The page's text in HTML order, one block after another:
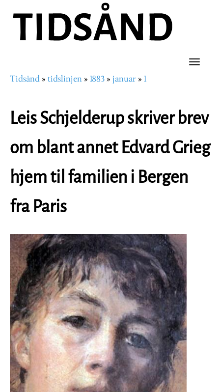
hovedinnhold
Toggle
Navigasjonssti
Tidsånd tidslinjen 1883 januar 1
Leis Schjelderup skriver brev
om blant annet Edvard Grieg
hjem til familien i Bergen
fra Paris
Image